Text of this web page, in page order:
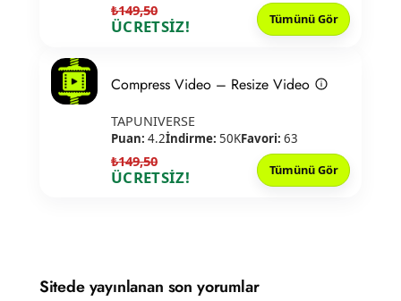
₺149,50
ÜCRETSİZ! Tümünü Gör
Compress Video – Resize Video
TAPUNIVERSE
Puan: 4.2İndirme: 50KFavori: 63
₺149,50
ÜCRETSİZ! Tümünü Gör
Sitede yayınlanan son yorumlar